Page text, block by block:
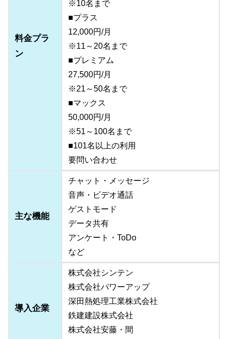
料金プラ
ン
※10名まで
■プラス
12,000円/月
※11～20名まで
■プレミアム
27,500円/月
※21～50名まで
■マックス
50,000円/月
※51～100名まで
■101名以上の利用
要問い合わせ
主な機能
チャット・メッセージ
音声・ビデオ通話
ゲストモード
データ共有
アンケート・ToDo
など
導入企業
株式会社シンテン
株式会社パワーアップ
深田熱処理工業株式会社
鉄建建設株式会社
株式会社安藤・間